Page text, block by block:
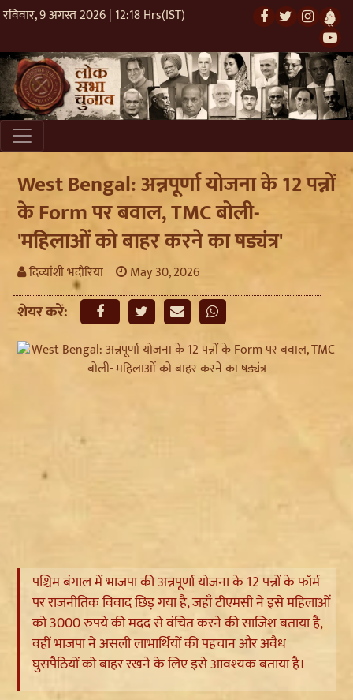
रविवार, 9 अगस्त 2026 | 12:18 Hrs(IST)
West Bengal: अन्नपूर्णा योजना के 12 पन्नों
के Form पर बवाल, TMC बोली-
'महिलाओं को बाहर करने का षड्यंत्र'
दिव्यांशी भदौरिया May 30, 2026
शेयर करें:
पश्चिम बंगाल में भाजपा की अन्नपूर्णा योजना के 12 पन्नों के फॉर्म
पर राजनीतिक विवाद छिड़ गया है, जहाँ टीएमसी ने इसे महिलाओं
को 3000 रुपये की मदद से वंचित करने की साजिश बताया है,
वहीं भाजपा ने असली लाभार्थियों की पहचान और अवैध
घुसपैठियों को बाहर रखने के लिए इसे आवश्यक बताया है।